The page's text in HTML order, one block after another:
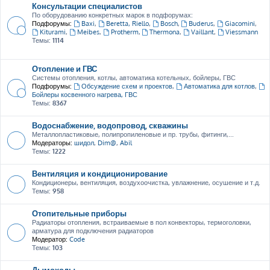
Консультации специалистов
По оборудованию конкретных марок в подфорумах:
Подфорумы:
Baxi, Beretta, Riello, Bosch, Buderus, Giacomini,
Kiturami, Meibes, Protherm, Thermona, Vaillant,
Viessmann
Темы: 1114
Отопление и ГВС
Системы отопления, котлы, автоматика котельных, бойлеры, ГВС
Подфорумы:
Обсуждение схем и проектов, Автоматика для котлов,
Бойлеры косвенного нагрева, ГВС
Темы: 8367
Водоснабжение, водопровод, скважины
Металлопластиковые, полипропиленовые и пр. трубы, фитинги,...
Модераторы: шидол, Dim@, Abil
Темы: 1222
Вентиляция и кондиционирование
Кондиционеры, вентиляция, воздухоочистка, увлажнение, осушение и т.д.
Темы: 958
Отопительные приборы
Радиаторы отопления, встраиваемые в пол конвекторы, термоголовки,
арматура для подключения радиаторов
Модератор: Code
Темы: 103